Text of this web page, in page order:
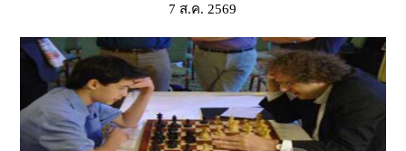
7 ส.ค. 2569